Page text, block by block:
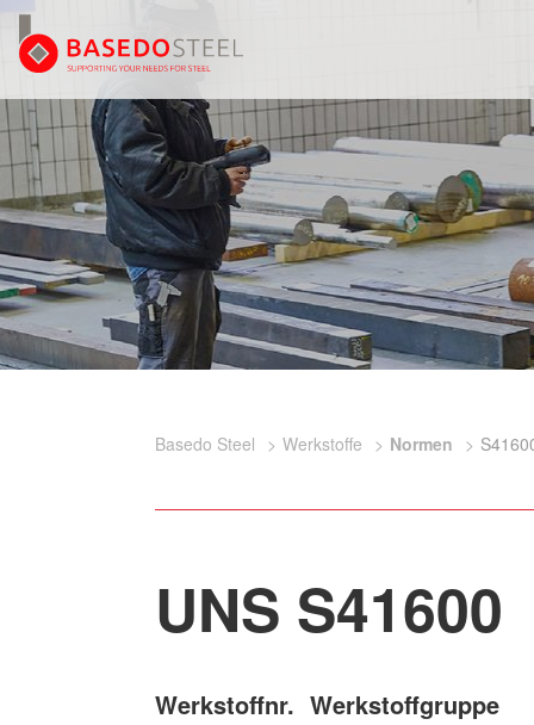
Basedo Steel Werkstoffe Normen
UNS S41600
Werkstoffnr. Werkstoffgruppe